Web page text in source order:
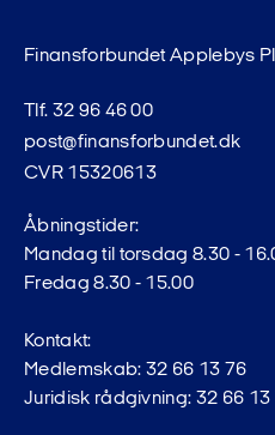
Finansforbundet Applebys
Tlf. 32 96 46 00
post@finansforbundet.dk
CVR 15320613
Åbningstider:
Mandag til torsdag 8.30 -
Fredag 8.30 - 15.00
Kontakt:
Medlemskab: 32 66 13 76
Juridisk rådgivning: 32 66 13